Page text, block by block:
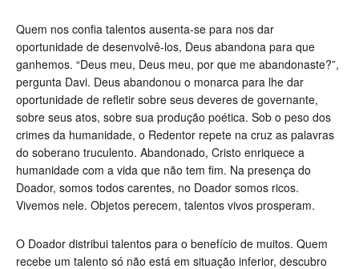
Quem nos confia talentos ausenta-se para nos dar
oportunidade de desenvolvê-los, Deus abandona para que
ganhemos. “Deus meu, Deus meu, por que me abandonaste?”,
pergunta Davi. Deus abandonou o monarca para lhe dar
oportunidade de refletir sobre seus deveres de governante,
sobre seus atos, sobre sua produção poética. Sob o peso dos
crimes da humanidade, o Redentor repete na cruz as palavras
do soberano truculento. Abandonado, Cristo enriquece a
humanidade com a vida que não tem fim. Na presença do
Doador, somos todos carentes, no Doador somos ricos.
Vivemos nele. Objetos perecem, talentos vivos prosperam.
O Doador distribui talentos para o benefício de muitos. Quem
recebe um talento só não está em situação inferior, descubro